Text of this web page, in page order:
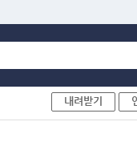
내려받기